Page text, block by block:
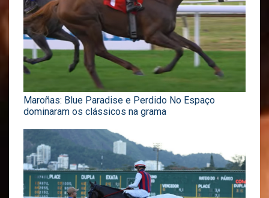
Maroñas: Blue Paradise e Perdido No Espaço
dominaram os clássicos na grama